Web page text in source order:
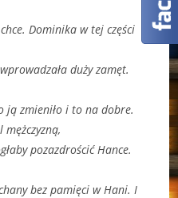
Dominika w tej części
duży zamęt.
ją zmieniło i to na dobre.
pozazdrościć Hance.
bez pamięci w Hani. I